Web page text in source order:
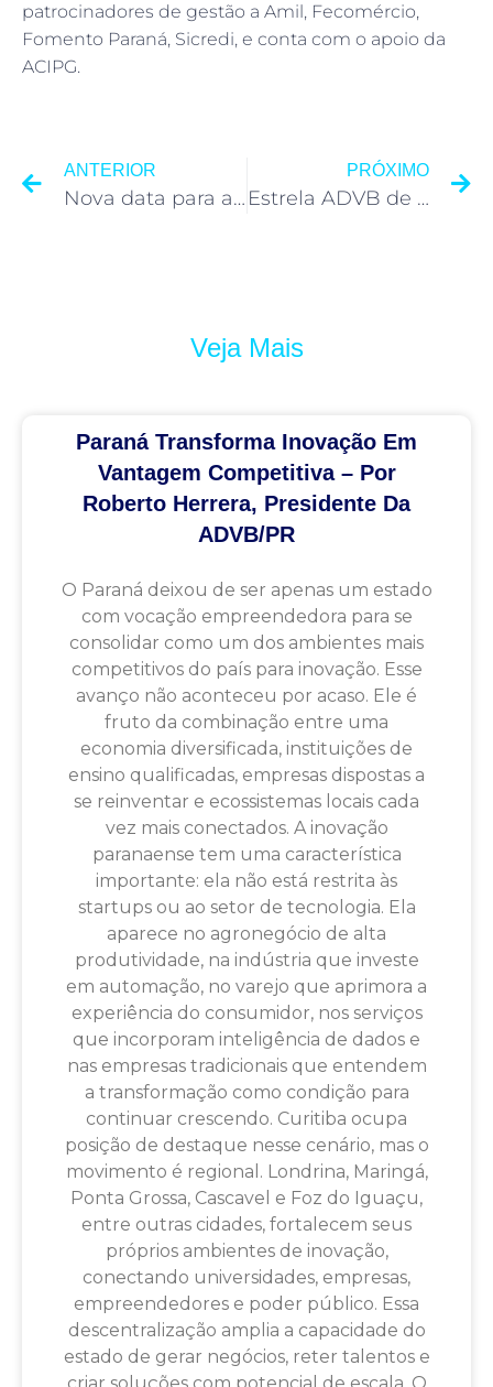
patrocinadores de gestão a Amil, Fecomércio,
Fomento Paraná, Sicredi, e conta com o apoio da
ACIPG.
ANTERIOR
Nova data para as inscrições do Top de Marketing 2017
PRÓXIMO
Estrela ADVB de outubro recebe lideranças femininas do Paraná
Veja Mais
Paraná Transforma Inovação Em
Vantagem Competitiva – Por
Roberto Herrera, Presidente Da
ADVB/PR
O Paraná deixou de ser apenas um estado
com vocação empreendedora para se
consolidar como um dos ambientes mais
competitivos do país para inovação. Esse
avanço não aconteceu por acaso. Ele é
fruto da combinação entre uma
economia diversificada, instituições de
ensino qualificadas, empresas dispostas a
se reinventar e ecossistemas locais cada
vez mais conectados. A inovação
paranaense tem uma característica
importante: ela não está restrita às
startups ou ao setor de tecnologia. Ela
aparece no agronegócio de alta
produtividade, na indústria que investe
em automação, no varejo que aprimora a
experiência do consumidor, nos serviços
que incorporam inteligência de dados e
nas empresas tradicionais que entendem
a transformação como condição para
continuar crescendo. Curitiba ocupa
posição de destaque nesse cenário, mas o
movimento é regional. Londrina, Maringá,
Ponta Grossa, Cascavel e Foz do Iguaçu,
entre outras cidades, fortalecem seus
próprios ambientes de inovação,
conectando universidades, empresas,
empreendedores e poder público. Essa
descentralização amplia a capacidade do
estado de gerar negócios, reter talentos e